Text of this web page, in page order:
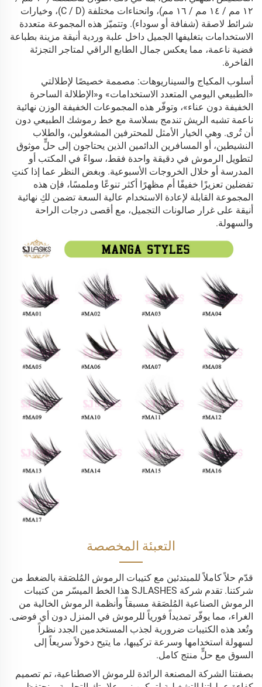
١٢ مم / ١٤ مم / ١٦ مم)، وانحناءات مختلفة (C / D)، وخيارات
شرائط لاصقة (شفافة أو سوداء). وتتميّز هذه المجموعة متعددة
الاستخدامات بتغليفها الجميل داخل علبة وردية أنيقة مزينة بطباعة
فضية ناعمة، مما يعكس جمال الطابع الراقي لمتاجر التجزئة
الفاخرة.
أسلوب المكياج والسيناريوهات: مصممة خصيصًا لإطلالتي
«الطبيعي اليومي المتعدد الاستخدامات» و«الإطلالة الساحرة
الخفيفة دون عناء»، وتوفّر هذه المجموعات الخفيفة الوزن نهائية
ناعمة تشبه الريش تندمج بسلاسة مع خط رموشك الطبيعي دون
أن تُرى. وهي الخيار الأمثل للمحترفين المشغولين، والطلاب
النشيطين، أو المسافرين الدائمين الذين يحتاجون إلى حلٍّ موثوق
لتطويل الرموش في دقيقة واحدة فقط، سواءً في المكتب أو
المدرسة أو خلال الخروجات الأسبوعية. وبغض النظر عما إذا كنتِ
تفضلين تعزيزًا خفيفًا أم مظهرًا أكثر تنوعًا وملمسًا، فإن هذه
المجموعة القابلة لإعادة الاستخدام عالية السعة تضمن لكِ نهائية
أنيقة على غرار صالونات التجميل، مع أقصى درجات الراحة
والسهولة.
التعبئة المخصصة
قدّم حلاً كاملاً للمبتدئين مع كتيبات الرموش المُلصَقة بالضغط من
شركتنا. تقدم شركة SJLASHES هذا الخط الميسّر من كتيبات
الرموش الصناعية المُلصَقة مسبقاً وأنظمة الرموش الخالية من
الغراء، مما يوفّر تمديداً فورياً للرموش في المنزل دون أي فوضى.
وتُعد هذه الكتيبات ضرورية لجذب المستخدمين الجدد نظراً
لسهولة استخدامها وسرعة تركيبها، ما يتيح دخولاً سريعاً إلى
السوق مع حلٍّ منتج كامل.
بصفتنا الشركة المصنعة الرائدة للرموش الاصطناعية، تم تصميم